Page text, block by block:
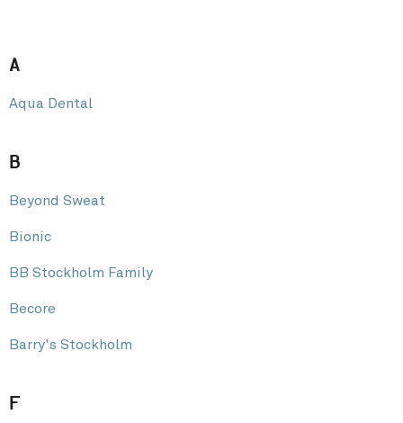
A
Aqua Dental
B
Beyond Sweat
Bionic
BB Stockholm Family
Becore
Barry's Stockholm
F